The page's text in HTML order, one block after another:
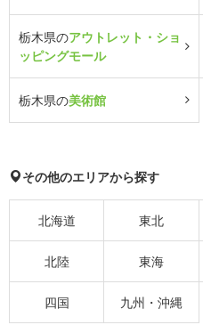
栃木県のアウトレット・ショ
ッピングモール
栃木県の美術館
その他のエリアから探す
北海道 東北
北陸 東海
四国 九州・沖縄